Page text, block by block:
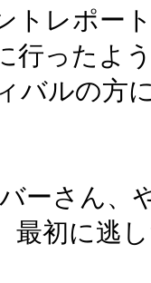
トレポー
行ったよ
バルの方
ーさん、
最初に逃